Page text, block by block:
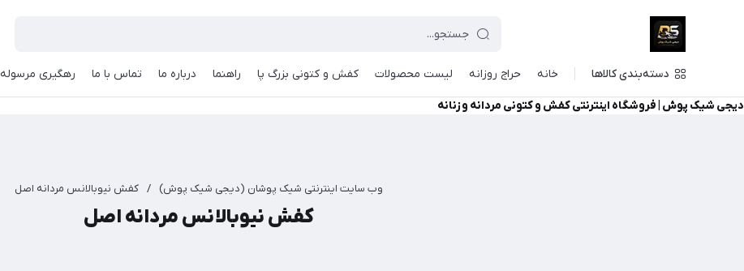
دسته‌بندی کالاها خانه حراج روزانه لیست محصولات کفش و کتونی بزرگ پا راهنما درباره ما تماس با ما رهگیری مرسوله
دیجی شیک پوش | فروشگاه اینترنتی کفش و کتونی مردانه و زنانه
وب سایت اینترنتی شیک پوشان (دیجی شیک پوش) / کفش نیوبالانس مردانه اصل
کفش نیوبالانس مردانه اصل